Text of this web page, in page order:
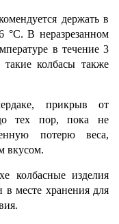
держать в
°С. В неразрезанном
в течение 3
колбасы также
прикрыв от
тех пор, пока не
потерю веса,
вкусом.
колбасные изделия
в месте хранения для